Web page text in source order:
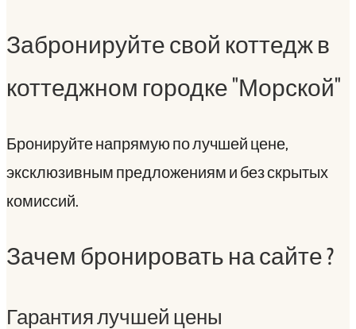
Забронируйте свой коттедж в
коттеджном городке "Морской"
Бронируйте напрямую по лучшей цене,
эксклюзивным предложениям и без скрытых
комиссий.
Зачем бронировать на сайте ?
Гарантия лучшей цены